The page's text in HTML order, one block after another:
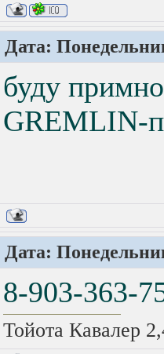
Дата:
буду
GREMLIN-
Дата:
8-903-363-
Тойота Кавалер